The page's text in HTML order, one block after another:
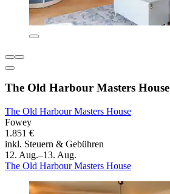
The Old Harbour Masters House
The Old Harbour Masters House
Fowey
1.851 €
inkl. Steuern & Gebühren
12. Aug.–13. Aug.
The Old Harbour Masters House